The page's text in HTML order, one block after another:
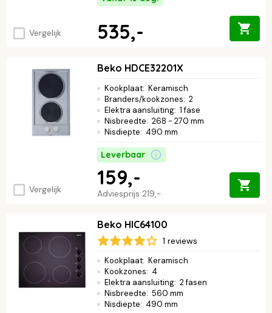
Vergelijk 535,-
Vergelijk
Beko HDCE32201X
Kookplaat: Keramisch
Branders/kookzones: 2
Elektra aansluiting: 1 fase
Nisbreedte: 268 - 270 mm
Nisdiepte: 490 mm
Leverbaar
Adviesprijs 219,-
159,-
Beko HIC64100
1 reviews
Kookplaat: Keramisch
Kookzones: 4
Elektra aansluiting: 2 fasen
Nisbreedte: 560 mm
Nisdiepte: 490 mm